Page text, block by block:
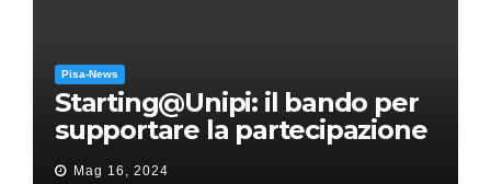
Pisa-News
Starting@Unipi: il bando per
supportare la partecipazione
all’ERC Starting Grant
Mag 16, 2024